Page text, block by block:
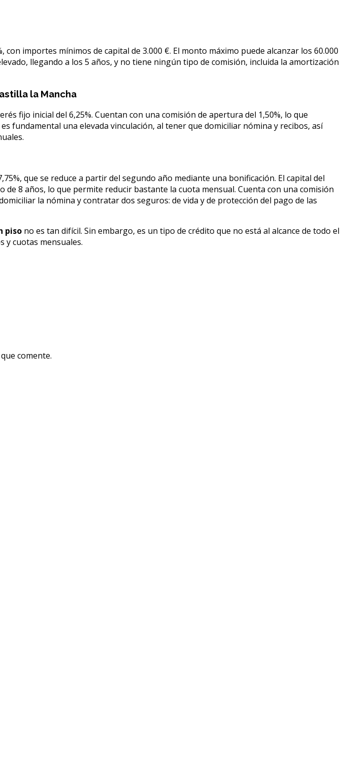
con importes mínimos de capital de 3.000 €. El monto máximo puede alcanzar los 60.000
llegando a los 5 años, y no tiene ningún tipo de comisión, incluida la amortización
la Mancha
fijo inicial del 6,25%. Cuentan con una comisión de apertura del 1,50%, lo que
es fundamental una elevada vinculación, al tener que domiciliar nómina y recibos, así
que se reduce a partir del segundo año mediante una bonificación. El capital del
de 8 años, lo que permite reducir bastante la cuota mensual. Cuenta con una comisión
la nómina y contratar dos seguros: de vida y de protección del pago de las
piso no es tan difícil. Sin embargo, es un tipo de crédito que no está al alcance de todo el
y cuotas mensuales.
comente.